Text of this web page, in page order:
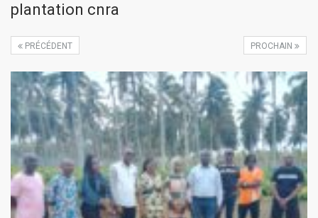
plantation cnra
PROCHAIN
PRÉCÉDENT